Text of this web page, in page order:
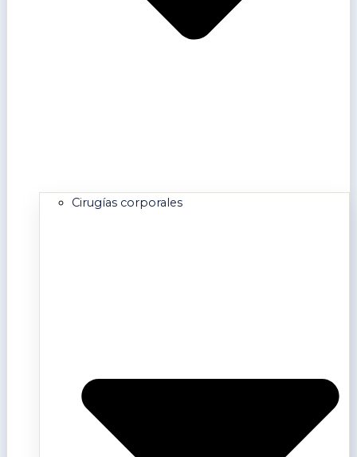
Cirugías corporales